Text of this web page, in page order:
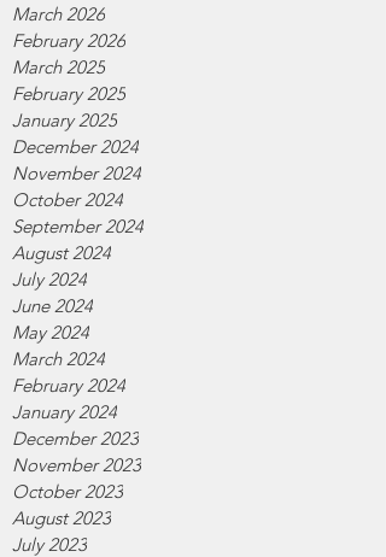
March 2026
February 2026
March 2025
February 2025
January 2025
December 2024
November 2024
October 2024
September 2024
August 2024
July 2024
June 2024
May 2024
March 2024
February 2024
January 2024
December 2023
November 2023
October 2023
August 2023
July 2023